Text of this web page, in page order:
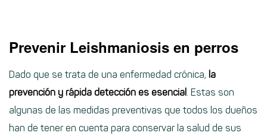
Prevenir Leishmaniosis en perros
Dado que se trata de una enfermedad crónica, la
prevención y rápida detección es esencial . Estas son
algunas de las medidas preventivas que todos los dueños
han de tener en cuenta para conservar la salud de sus